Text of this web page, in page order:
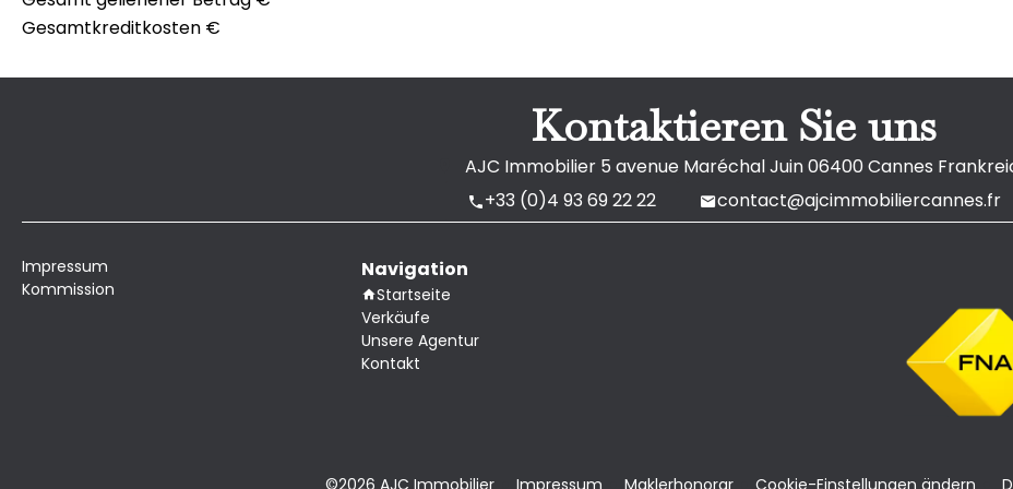
Gesamtkreditkosten €
Kontaktieren Sie uns
AJC Immobilier 5 avenue Maréchal Juin06400 Cannes
+33 (0)4 93 69 22 22
contact@ajcimmobiliercannes.fr
Impressum
Kommission
Navigation
Startseite
Verkäufe
Unsere Agentur
Kontakt
©2026 AJC Immobilier Impressum Maklerhonorar Cookie-Einstellungen ändern